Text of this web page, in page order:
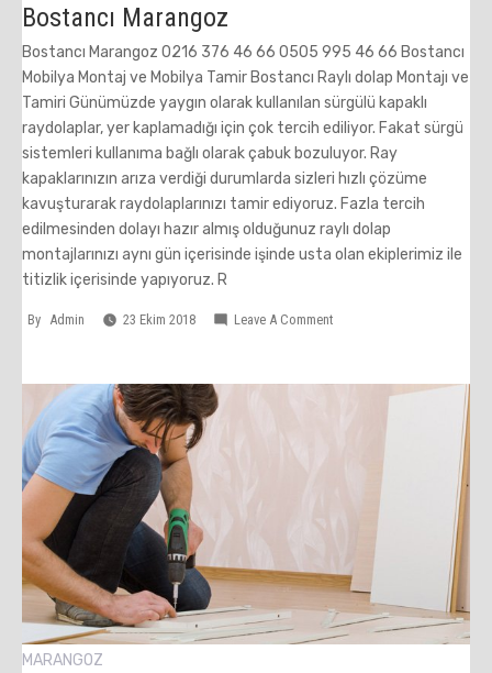
Bostancı Marangoz
Bostancı Marangoz 0216 376 46 66 0505 995 46 66 Bostancı
Mobilya Montaj ve Mobilya Tamir Bostancı Raylı dolap Montajı ve
Tamiri Günümüzde yaygın olarak kullanılan sürgülü kapaklı
raydolaplar, yer kaplamadığı için çok tercih ediliyor. Fakat sürgü
sistemleri kullanıma bağlı olarak çabuk bozuluyor. Ray
kapaklarınızın arıza verdiği durumlarda sizleri hızlı çözüme
kavuşturarak raydolaplarınızı tamir ediyoruz. Fazla tercih
edilmesinden dolayı hazır almış olduğunuz raylı dolap
montajlarınızı aynı gün içerisinde işinde usta olan ekiplerimiz ile
titizlik içerisinde yapıyoruz. R
By Admin 23 Ekim 2018 Leave A CommentOn
MARANGOZ